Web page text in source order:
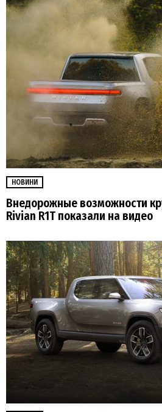
НОВИНИ
Внедорожные возможности
Rivian R1T показали на видео